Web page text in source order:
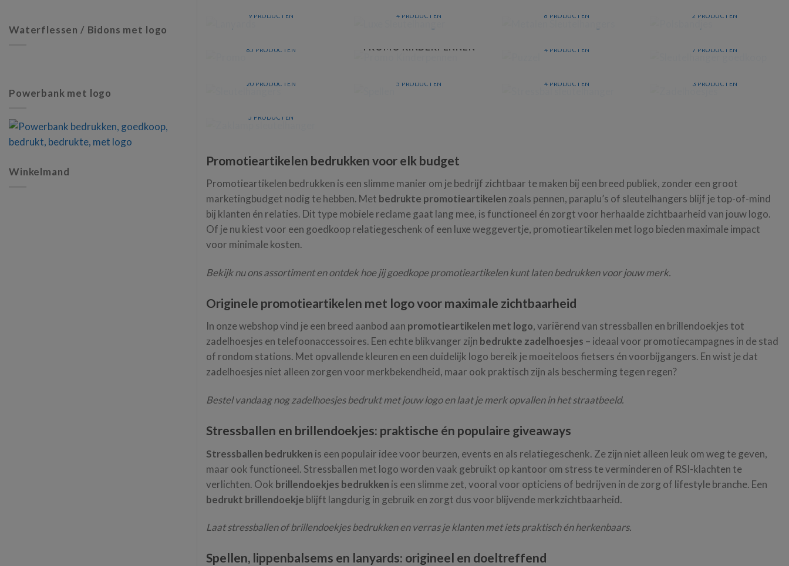
9 PRODUCTEN 4 PRODUCTEN 8 PRODUCTEN 2 PRODUCTEN
85 PRODUCTEN PROMO KINDERPENNEN 4 PRODUCTEN
SLEUTELHANGER
7 PRODUCTEN
20 PRODUCTEN 5 PRODUCTEN 4 PRODUCTEN 3 PRODUCTEN
5 PRODUCTEN
Promotieartikelen bedrukken voor elk budget
Promotieartikelen bedrukken is een slimme manier om je bedrijf zichtbaar te maken bij een breed publiek, zonder een groot
marketingbudget nodig te hebben. Met bedrukte promotieartikelen zoals pennen, paraplu’s of sleutelhangers blijf je top-of-mind
bij klanten én relaties. Dit type mobiele reclame gaat lang mee, is functioneel én zorgt voor herhaalde zichtbaarheid van jouw logo.
Of je nu kiest voor een goedkoop relatiegeschenk of een luxe weggevertje, promotieartikelen met logo bieden maximale impact
voor minimale kosten.
Bekijk nu ons assortiment en ontdek hoe jij goedkope promotieartikelen kunt laten bedrukken voor jouw merk.
Originele promotieartikelen met logo voor maximale zichtbaarheid
In onze webshop vind je een breed aanbod aan promotieartikelen met logo, variërend van stressballen en brillendoekjes tot
zadelhoesjes en telefoonaccessoires. Een echte blikvanger zijn bedrukte zadelhoesjes – ideaal voor promotiecampagnes in de stad
of rondom stations. Met opvallende kleuren en een duidelijk logo bereik je moeiteloos fietsers én voorbijgangers. En wist je dat
zadelhoesjes niet alleen zorgen voor merkbekendheid, maar ook praktisch zijn als bescherming tegen regen?
Bestel vandaag nog zadelhoesjes bedrukt met jouw logo en laat je merk opvallen in het straatbeeld.
Stressballen en brillendoekjes: praktische én populaire giveaways
Stressballen bedrukken is een populair idee voor beurzen, events en als relatiegeschenk. Ze zijn niet alleen leuk om weg te geven,
maar ook functioneel. Stressballen met logo worden vaak gebruikt op kantoor om stress te verminderen of RSI-klachten te
verlichten. Ook brillendoekjes bedrukken is een slimme zet, vooral voor opticiens of bedrijven in de zorg of lifestyle branche. Een
bedrukt brillendoekje blijft langdurig in gebruik en zorgt dus voor blijvende merkzichtbaarheid.
Laat stressballen of brillendoekjes bedrukken en verras je klanten met iets praktisch én herkenbaars.
Spellen, lippenbalsems en lanyards: origineel en doeltreffend
Waterflessen / Bidons met logo
Powerbank met logo
Winkelmand